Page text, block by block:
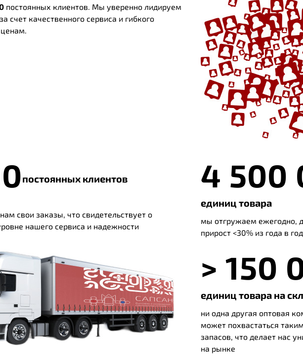
постоянных клиентов. Мы уверенно лидируем
счет качественного сервиса и гибкого
постоянных клиентов
свои заказы, что свидетельствует о
нашего сервиса и надежности
4 500
единиц товара
мы отгружаем ежегодно,
прирост <30% из года в год
> 150
единиц товара на
ни одна другая оптовая
может похвастаться
запасов, что делает нас
на рынке